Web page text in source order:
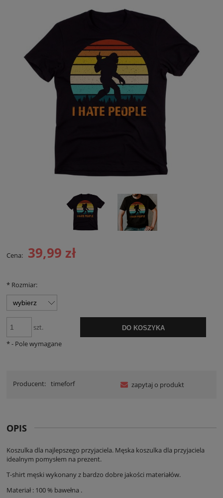
Cena: 39,99 zł
* Rozmiar:
szt. DO KOSZYKA
*- Pole wymagane
Producent: timeforf zapytaj o produkt
OPIS
Koszulka dla najlepszego przyjaciela. Męska koszulka dla przyjaciela
idealnym pomysłem na prezent.
T-shirt męski wykonany z bardzo dobre jakości materiałów.
Materiał : 100 % bawełna .